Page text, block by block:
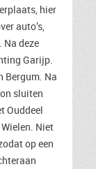
hier
auto’s,
Na deze
Garijp.
Bergum. Na
sluiten
Ouddeel
Niet
op een